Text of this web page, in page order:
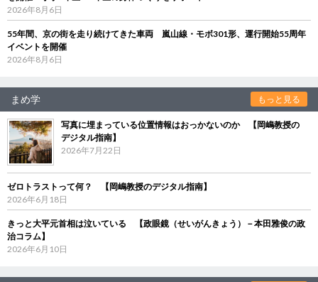
2026年8月6日
55年間、京の街を走り続けてきた車両 嵐山線・モボ301形、運行開始55周年
イベントを開催
2026年8月6日
まめ学 もっと見る
写真に埋まっている位置情報はおっかないのか 【岡嶋教授の
デジタル指南】
2026年7月22日
ゼロトラストって何？ 【岡嶋教授のデジタル指南】
2026年6月18日
きっと大平元首相は泣いている 【政眼鏡（せいがんきょう）－本田雅俊の政
治コラム】
2026年6月10日